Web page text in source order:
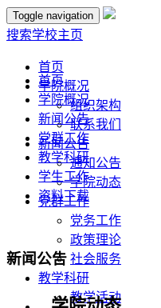
Toggle navigation
搜索学校主页
首页
学院概况
组织架构
联系我们
新闻公告
通知公告
学院动态
党群工作
党务工作
政策理论
社会服务
教学科研
教学活动
首页
学院概况
新闻公告
党群工作
教学科研
学生工作
资料下载
新闻公告